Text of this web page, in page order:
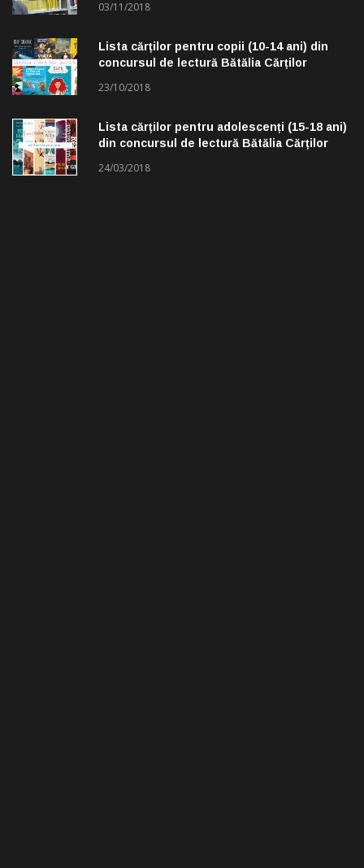
03/11/2018
Lista cărților pentru copii (10-14 ani) din
concursul de lectură Bătălia Cărților
23/10/2018
Lista cărților pentru adolescenți (15-18 ani)
din concursul de lectură Bătălia Cărților
24/03/2018